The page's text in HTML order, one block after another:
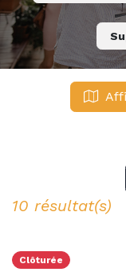
10 résultat(s)
Clôturée